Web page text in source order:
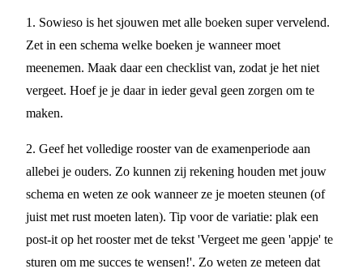
1. Sowieso is het sjouwen met alle boeken super vervelend.
Zet in een schema welke boeken je wanneer moet
meenemen. Maak daar een checklist van, zodat je het niet
vergeet. Hoef je je daar in ieder geval geen zorgen om te
maken.
2. Geef het volledige rooster van de examenperiode aan
allebei je ouders. Zo kunnen zij rekening houden met jouw
schema en weten ze ook wanneer ze je moeten steunen (of
juist met rust moeten laten). Tip voor de variatie: plak een
post-it op het rooster met de tekst 'Vergeet me geen 'appje' te
sturen om me succes te wensen!'. Zo weten ze meteen dat